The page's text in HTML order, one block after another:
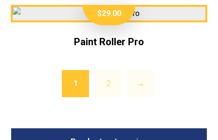
Paint Roller Pro
$29.00
1 2 →